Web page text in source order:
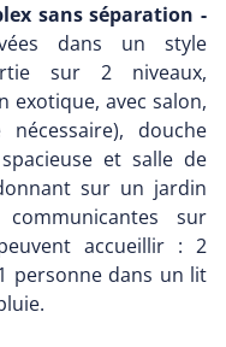
sans séparation -
dans un style
sur 2 niveaux,
exotique, avec salon,
douche
et salle de
sur un jardin
sur
accueillir : 2
personne dans un lit